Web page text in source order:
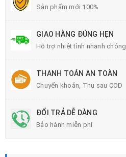
Sản phẩm mới 100%
GIAO HÀNG ĐÚNG HẸN
Hỗ trợ nhiệt tình nhanh chóng
THANH TOÁN AN TOÀN
Chuyển khoản, Thu sau COD
ĐỔI TRẢ DỄ DÀNG
Bảo hành miễn phí